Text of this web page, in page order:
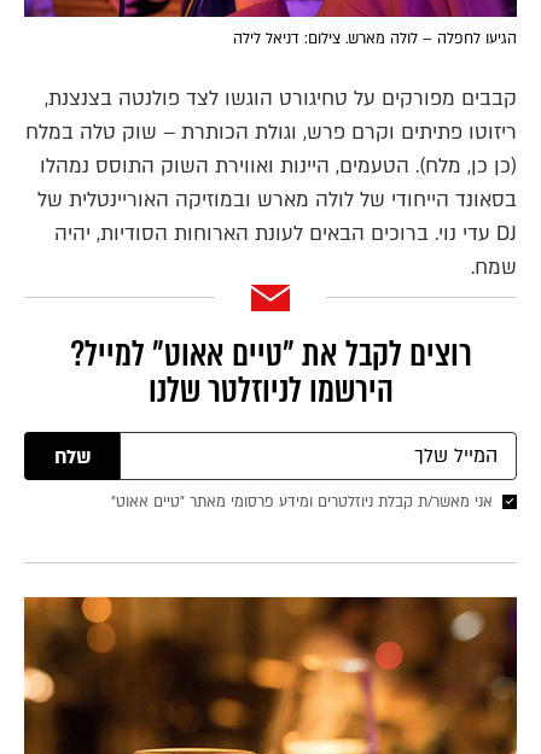
הגיעו לחפלה – לולה מארש. צילום: דניאל לילה
קבבים מפורקים על טחיגורט הוגשו לצד פולנטה בצנצנת,
ריזוטו פתיתים וקרם פרש, וגולת הכותרת – שוק טלה במלח
(כן כן, מלח). הטעמים, היינות ואווירת השוק התוסס נמהלו
בסאונד הייחודי של לולה מארש ובמוזיקה האוריינטלית של
DJ עדי נוי. ברוכים הבאים לעונת הארוחות הסודיות, יהיה
שמח.
רוצים לקבל את ״טיים אאוט״ למייל?
הירשמו לניוזלטר שלנו
שלח
אני מאשר/ת קבלת ניוזלטרים ומידע פרסומי מאתר ״טיים אאוט״